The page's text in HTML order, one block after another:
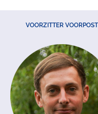
VOORZITTER VOORPOST